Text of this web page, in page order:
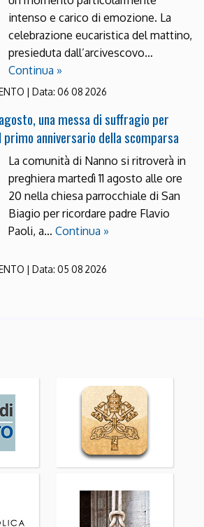
intenso e carico di emozione. La
celebrazione eucaristica del mattino,
presieduta dall’arcivescovo…
Continua »
| Data: 06 08 2026
una messa di suffragio per
primo anniversario della scomparsa
La comunità di Nanno si ritroverà in
preghiera martedì 11 agosto alle ore
20 nella chiesa parrocchiale di San
Biagio per ricordare padre Flavio
Paoli, a… Continua »
| Data: 05 08 2026